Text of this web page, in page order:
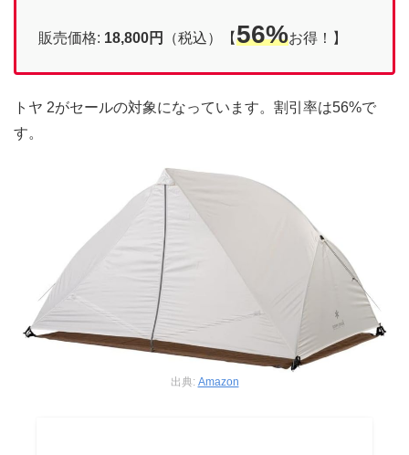
販売価格: 18,800円 （税込）【56%お得！】
トヤ 2がセールの対象になっています。割引率は56%で
す。
出典: Amazon